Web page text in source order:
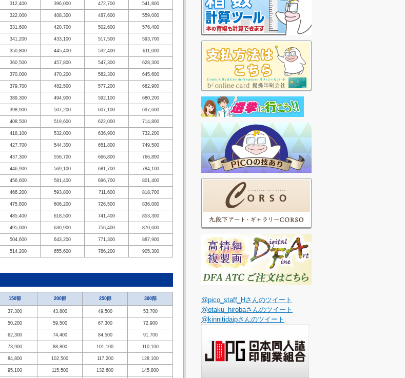
312,400 396,000 472,700 541,800
322,000 408,300 487,600 559,000
331,600 420,700 502,600 576,400
341,200 433,100 517,500 593,700
350,800 445,400 532,400 611,000
360,500 457,800 547,300 628,300
370,000 470,200 562,300 645,600
379,700 482,500 577,200 662,900
389,300 494,900 592,100 680,200
398,900 507,200 607,100 697,600
408,500 519,600 622,000 714,800
418,100 532,000 636,900 732,200
427,700 544,300 651,800 749,500
437,300 556,700 666,800 766,800
446,900 569,100 681,700 784,100
456,600 581,400 696,700 801,400
466,200 593,800 711,600 818,700
475,800 606,200 726,500 836,000
485,400 618,500 741,400 853,300
495,000 630,900 756,400 870,600
504,600 643,200 771,300 887,900
514,200 655,600 786,200 905,300
150部 200部 250部 300部
37,300 43,800 49,500 53,700
50,200 59,500 67,300 72,900
62,300 74,400 84,500 91,700
73,900 88,800 101,100 110,100
84,800 102,500 117,200 128,100
95,100 115,500 132,600 145,800
@pico_staff_Hさんのツイート
@otaku_hirobaさんのツイート
@kinnitidaipさんのツイート